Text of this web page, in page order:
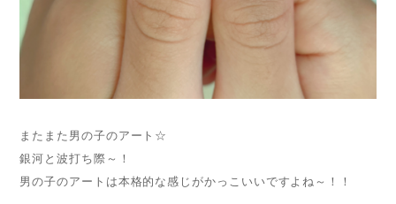
またまた男の子のアート☆
銀河と波打ち際～！
男の子のアートは本格的な感じがかっこいいですよね～！！